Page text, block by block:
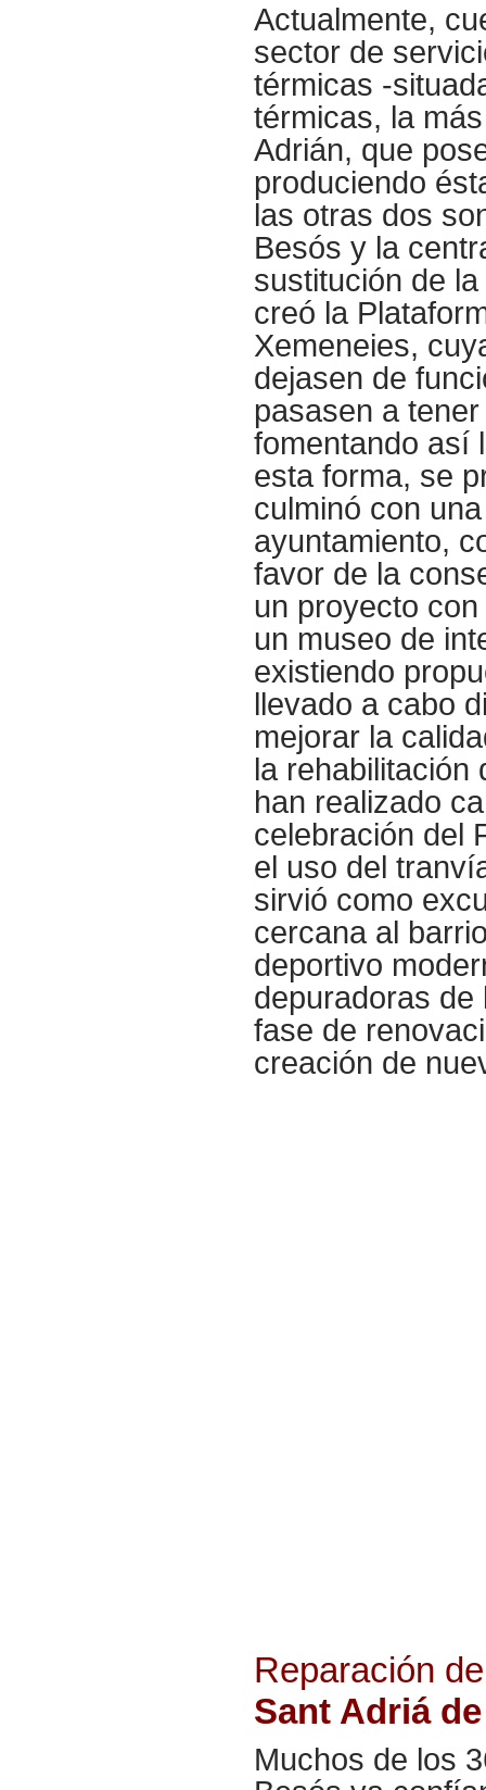
Actualmente,
sector de
térmicas -
térmicas, la
Adrián, que
produciendo
las otras dos
Besós y la
sustitución de
creó la
Xemeneies,
dejasen de
pasasen a
fomentando así
esta forma, se
culminó con
ayuntamiento,
favor de la
un proyecto
un museo de
existiendo
llevado a cabo
mejorar la
la rehabilitación
han realizado
celebración del
el uso del
sirvió como
cercana al
deportivo
depuradoras de
fase de
creación de
Reparación
Sant Adriá
Muchos de los